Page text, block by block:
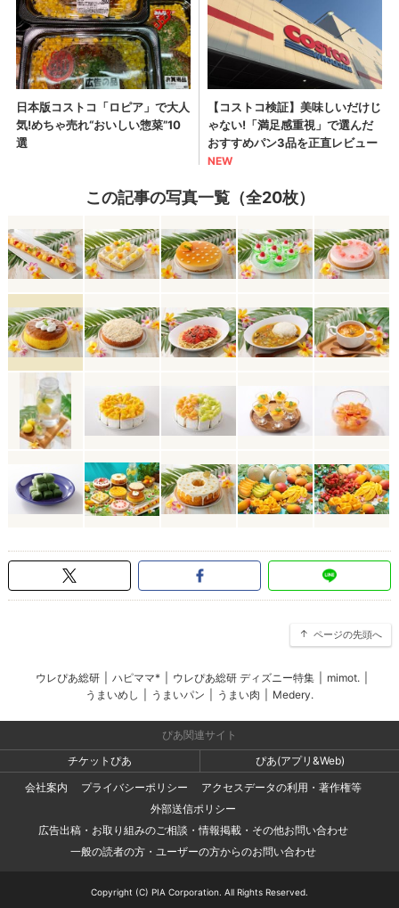
この記事の写真一覧（全20枚）
ページの先頭へ
ウレぴあ総研 ハピママ* ウレぴあ総研 ディズニー特集 mimot.
うまいめし
うまいパン うまい肉 Medery.
ぴあ関連サイト
チケットぴあ
ぴあ(アプリ&Web)
会社案内
プライバシーポリシー
アクセスデータの利用・著作権等
外部送信ポリシー
広告出稿・お取り組みのご相談・情報掲載・その他お問い合わせ
一般の読者の方・ユーザーの方からのお問い合わせ
Copyright (C) PIA Corporation. All Rights Reserved.